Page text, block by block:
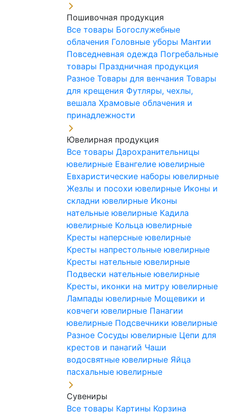
Пошивочная продукция
Все товары Богослужебные
облачения Головные уборы Мантии
Повседневная одежда Погребальные
товары Праздничная продукция
Разное Товары для венчания Товары
для крещения Футляры, чехлы,
вешала Храмовые облачения и
принадлежности
Ювелирная продукция
Все товары Дарохранительницы
ювелирные Евангелие ювелирные
Евхаристические наборы ювелирные
Жезлы и посохи ювелирные Иконы и
складни ювелирные Иконы
нательные ювелирные Кадила
ювелирные Кольца ювелирные
Кресты наперсные ювелирные
Кресты напрестольные ювелирные
Кресты нательные ювелирные
Подвески нательные ювелирные
Кресты, иконки на митру ювелирные
Лампады ювелирные Мощевики и
ковчеги ювелирные Панагии
ювелирные Подсвечники ювелирные
Разное Сосуды ювелирные Цепи для
крестов и панагий Чаши
водосвятные ювелирные Яйца
пасхальные ювелирные
Сувениры
Все товары Картины Корзина